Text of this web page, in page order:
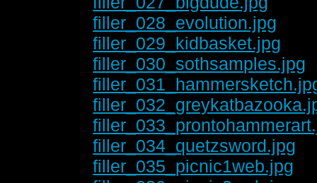
filler_028_evolution.jpg
filler_029_kidbasket.jpg
filler_030_sothsamples.jpg
filler_034_quetzsword.jpg
filler_035_picnic1web.jpg